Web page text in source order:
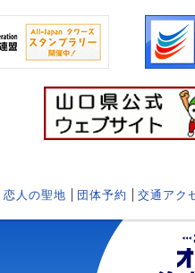
恋人の聖地 団体予約 交通アク